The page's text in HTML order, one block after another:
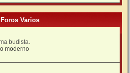
Foros Varios
budista.
moderno